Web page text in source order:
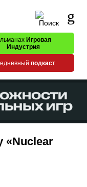
Игровая
Индустрия
подкаст
«Nuclear